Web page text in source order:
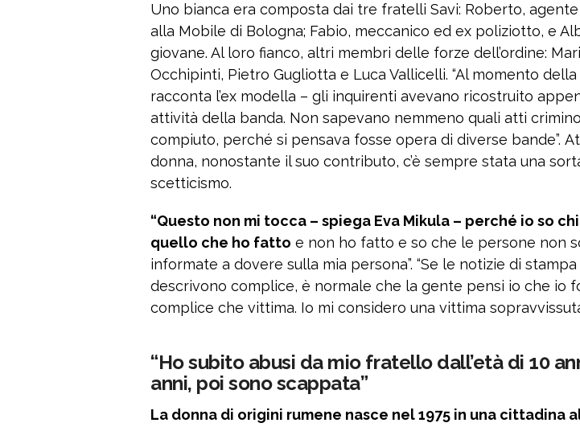
Uno bianca era composta dai tre fratelli Savi: Roberto,
alla Mobile di Bologna; Fabio, meccanico ed ex poliziotto, e
giovane. Al loro fianco, altri membri delle forze dell’ordine:
Occhipinti, Pietro Gugliotta e Luca Vallicelli. “Al momento
racconta l’ex modella – gli inquirenti avevano ricostruito
attività della banda. Non sapevano nemmeno quali atti
compiuto, perché si pensava fosse opera di diverse bande”.
donna, nonostante il suo contributo, c’è sempre stata una
scetticismo.
“Questo non mi tocca – spiega Eva Mikula – perché io so
quello che ho fatto e non ho fatto e so che le persone non
informate a dovere sulla mia persona”. “Se le notizie di stampa
descrivono complice, è normale che la gente pensi io che io
complice che vittima. Io mi considero una vittima
“Ho subito abusi da mio fratello dall’età di 10
anni, poi sono scappata”
La donna di origini rumene nasce nel 1975 in una cittadina